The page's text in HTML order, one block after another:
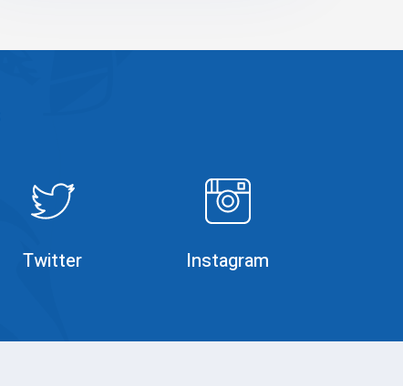
Twitter Instagram